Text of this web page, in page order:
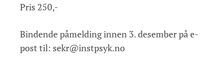
Pris 250,-
Bindende påmelding innen 3. desember på e-
post til: sekr@instpsyk.no